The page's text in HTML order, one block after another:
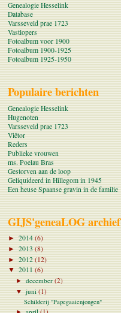
Genealogie Hesselink
Database
Varsseveld prae 1723
Vastlopers
Fotoalbum voor 1900
Fotoalbum 1900-1925
Fotoalbum 1925-1950
Populaire berichten
Genealogie Hesselink
Hugenoten
Varsseveld prae 1723
Viëtor
Reders
Publieke vrouwen
ms. Poelau Bras
Gestorven aan de loop
Geliquideerd in Hillegom in 1945
Een heuse Spaanse gravin in de familie
GIJS'geneaLOG archief
►2014(6)
►2013(8)
►2012(12)
▼2011(6)
►december(2)
▼juni(1)
Schilderij "Papegaaienjongen"